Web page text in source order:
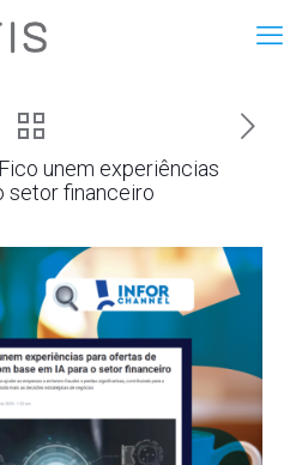
unem experiências
setor financeiro